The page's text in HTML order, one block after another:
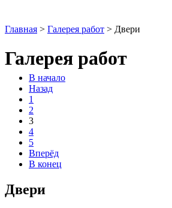
Главная > Галерея работ > Двери
Галерея работ
В начало
Назад
1
2
3
4
5
Вперёд
В конец
Двери